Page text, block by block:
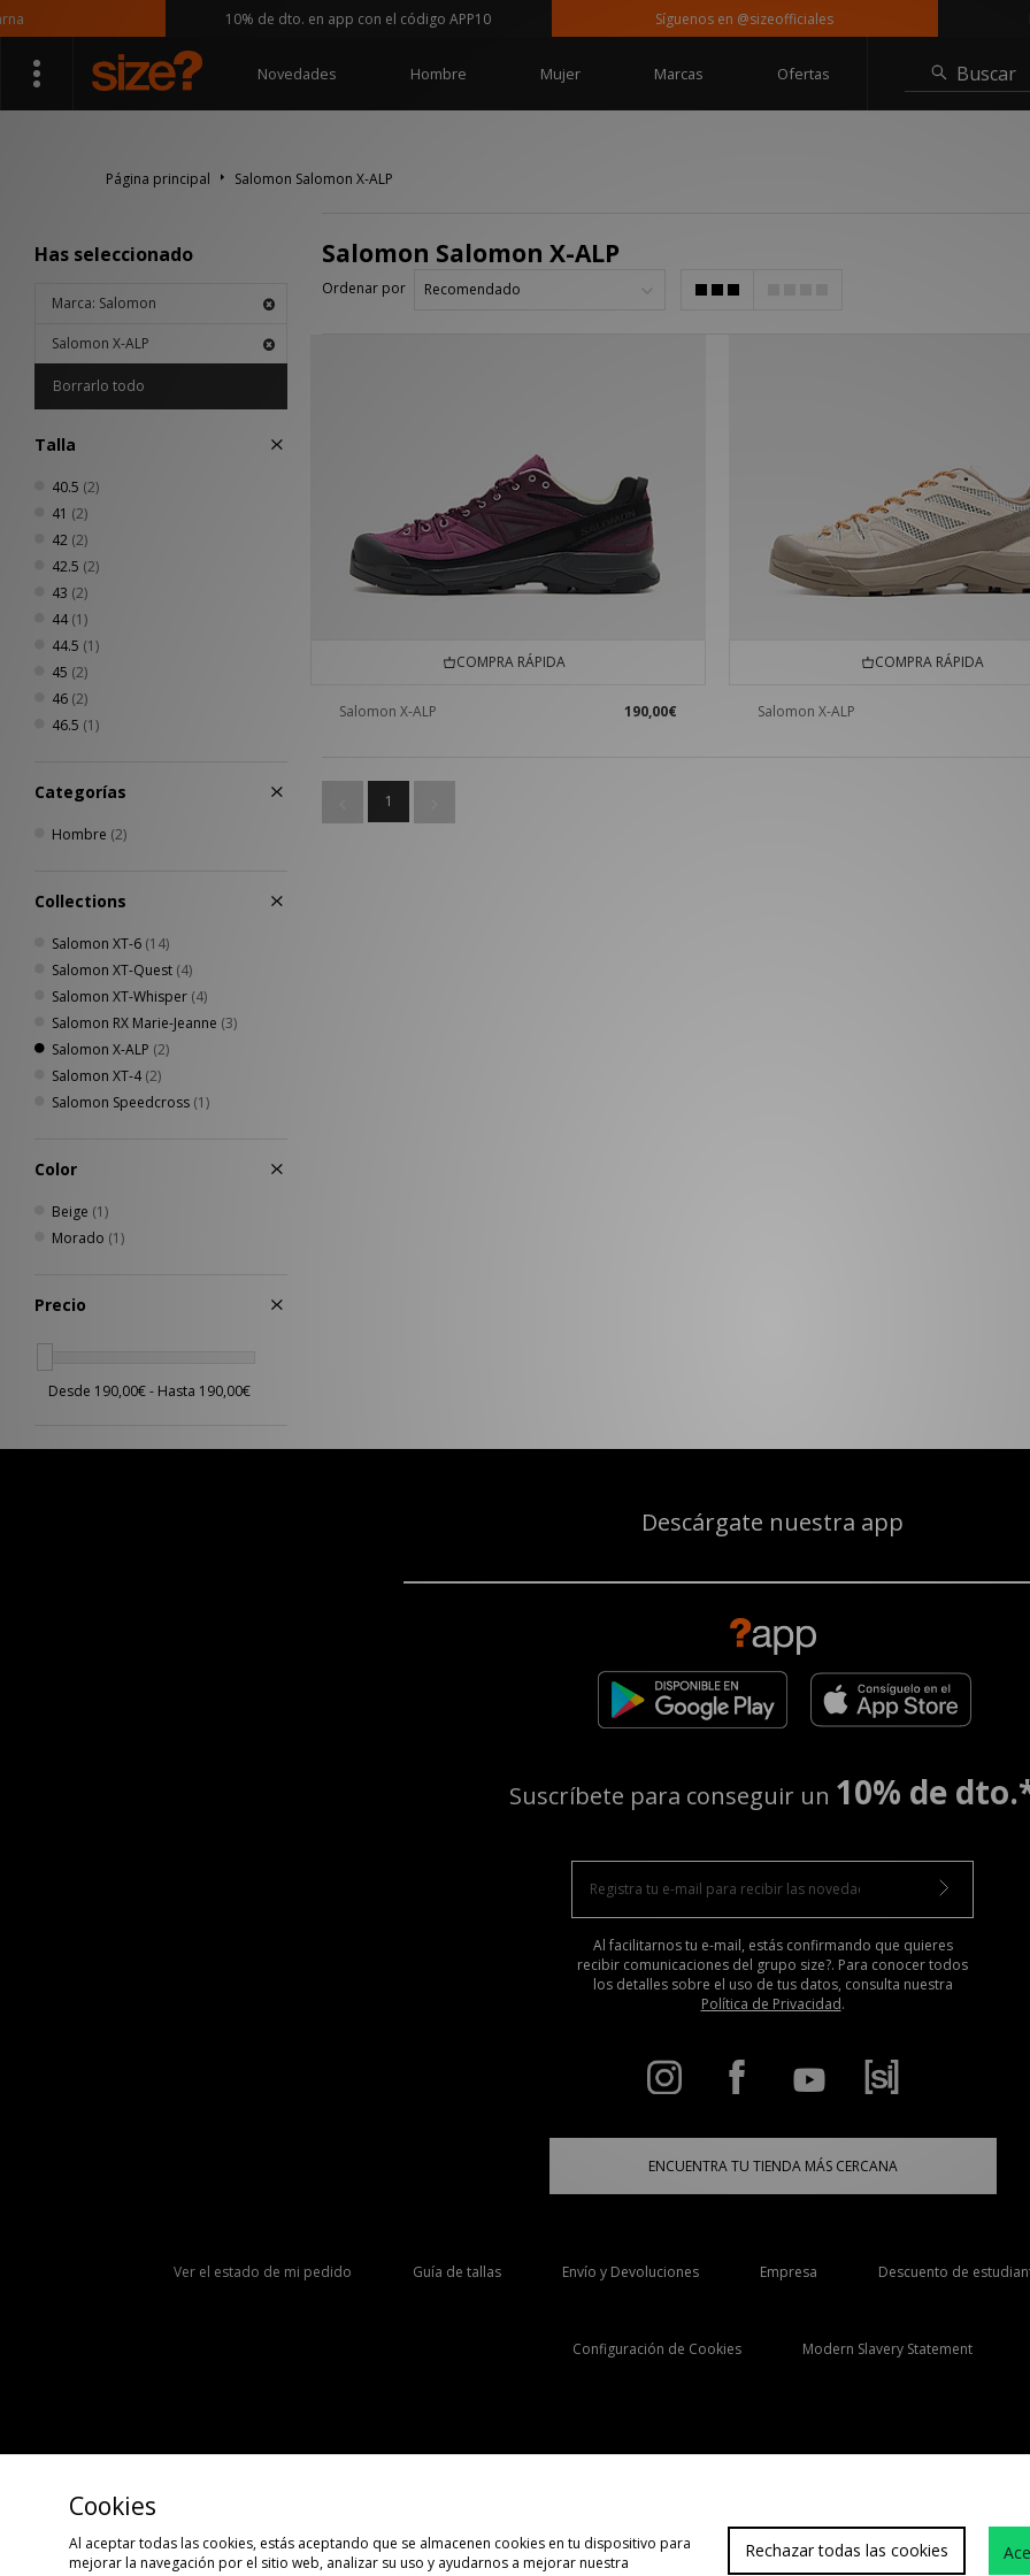
10% de dto. en app con el código APP10 Síguenos en @sizeofficiales
Novedades Hombre Mujer Marcas Ofertas Buscar
Página principal Salomon Salomon X-ALP
Has seleccionado
Marca: Salomon
Salomon X-ALP
Borrarlo todo
Talla
40.5 (2)
41 (2)
42 (2)
42.5 (2)
43 (2)
44(1)
44.5 (1)
45 (2)
46 (2)
46.5 (1)
Categorías
Hombre (2)
Collections
Salomon XT-6 (14)
Salomon XT-Quest (4)
Salomon XT-Whisper (4)
Salomon RX Marie-Jeanne (3)
Salomon X-ALP (2)
Salomon XT-4(2)
Salomon Speedcross (1)
Color
Beige (1)
Morado (1)
Precio
Salomon Salomon X-ALP
Ordenar por
COMPRA RÁPIDA
Salomon X-ALP 190,00€
COMPRA RÁPIDA
Salomon X-ALP
1
Descárgate nuestra app
Suscríbete para conseguir un 10% de
Al facilitarnos tu e-mail, estás confirmando que quieres
recibir comunicaciones del grupo size?. Para conocer todos
los detalles sobre el uso de tus datos, consulta nuestra
Política de Privacidad.
ENCUENTRA TU TIENDA MÁS CERCANA
Ver el estado de mi pedido Guía de tallas Envío y Devoluciones Empresa Descuento de
Configuración de Cookies Modern Slavery Statement
Cookies
Al aceptar todas las cookies, estás aceptando que se almacenen cookies en tu dispositivo para
mejorar la navegación por el sitio web, analizar su uso y ayudarnos a mejorar nuestra
Rechazar todas las cookies